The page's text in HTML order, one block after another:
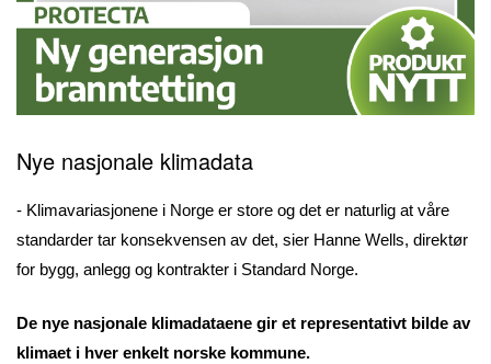
Nye nasjonale klimadata
- Klimavariasjonene i Norge er store og det er naturlig at våre
standarder tar konsekvensen av det, sier Hanne Wells, direktør
for bygg, anlegg og kontrakter i Standard Norge.
De nye nasjonale klimadataene gir et representativt bilde av
klimaet i hver enkelt norske kommune.